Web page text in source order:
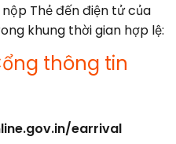
Thẻ đến điện tử của
khung thời gian hợp lệ:
thông tin
earrival